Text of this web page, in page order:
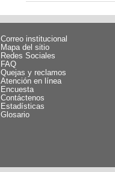
Correo institucional
Mapa del sitio
Redes Sociales
FAQ
Quejas y reclamos
Atención en línea
Encuesta
Contáctenos
Estadísticas
Glosario